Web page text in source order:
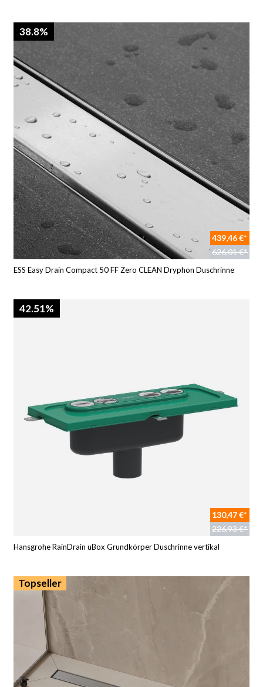
38.8%
439,46 €*
626,01 €*
ESS Easy Drain Compact 50 FF Zero CLEAN Dryphon Duschrinne
42.51%
130,47 €*
226,93 €*
Hansgrohe RainDrain uBox Grundkörper Duschrinne vertikal
Topseller